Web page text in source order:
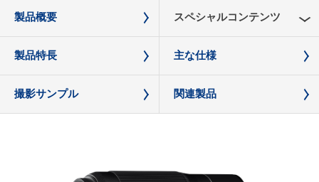
製品概要 スペシャルコンテンツ
製品特長 主な仕様
撮影サンプル 関連製品